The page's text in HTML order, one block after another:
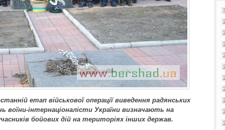
етап військової операції виведення радянських
воїни-інтернаціоналісти України визначають на
бойових дій на територіях інших держав.